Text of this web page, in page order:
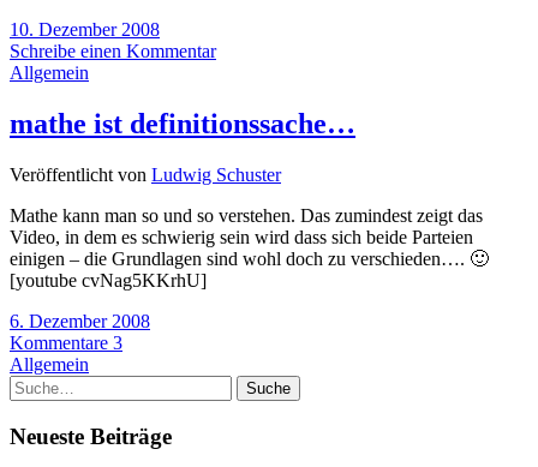
10. Dezember 2008
Schreibe einen Kommentar
Allgemein
mathe ist definitionssache…
Veröffentlicht von Ludwig Schuster
Mathe kann man so und so verstehen. Das zumindest zeigt das
Video, in dem es schwierig sein wird dass sich beide Parteien
einigen – die Grundlagen sind wohl doch zu verschieden…. 🙂
[youtube cvNag5KKrhU]
6. Dezember 2008
Kommentare 3
Allgemein
Suche
Neueste Beiträge